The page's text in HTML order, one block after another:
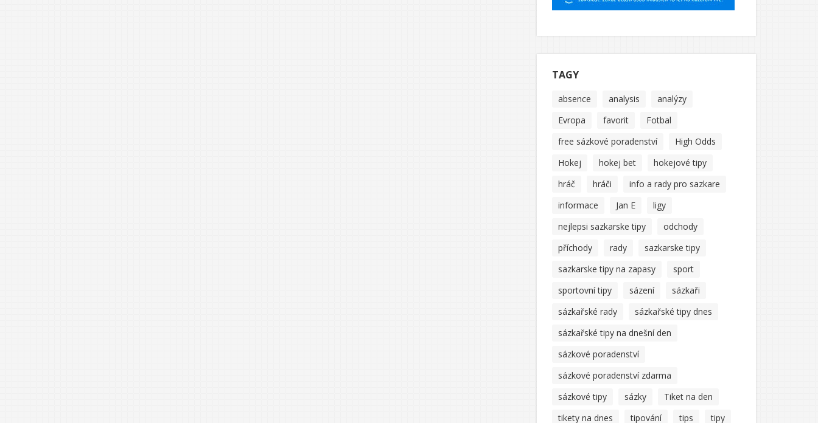
TAGY
absence analysis
analýzy
Evropa
favorit
Fotbal
free sázkové poradenství
High Odds
Hokej
hokej bet
hokejové tipy
hráč
hráči
info a rady pro sazkare
informace
Jan E
ligy
nejlepsi sazkarske tipy
odchody
příchody
rady
sazkarske tipy
sazkarske tipy na zapasy
sport
sportovní tipy
sázení
sázkaři
sázkařské rady
sázkařské tipy dnes
sázkařské tipy na dnešní den
sázkové poradenství
sázkové poradenství zdarma
sázkové tipy
sázky
Tiket na den
tikety na dnes
tipování tips tipy